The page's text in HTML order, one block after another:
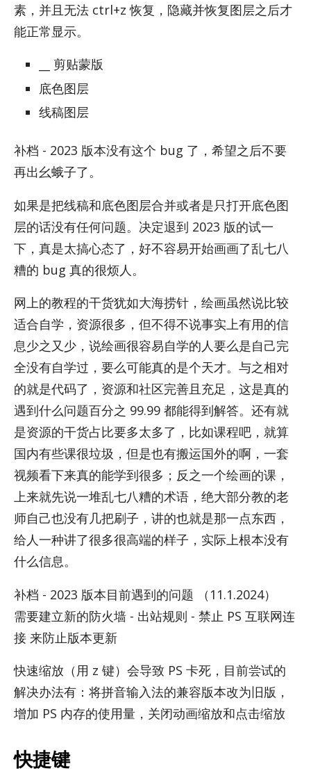
素，并且无法 ctrl+z 恢复，隐藏并恢复图层之后才
能正常显示。
__ 剪贴蒙版
底色图层
线稿图层
补档 - 2023 版本没有这个 bug 了，希望之后不要
再出幺蛾子了。
如果是把线稿和底色图层合并或者是只打开底色图
层的话没有任何问题。决定退到 2023 版的试一
下，真是太搞心态了，好不容易开始画画了乱七八
糟的 bug 真的很烦人。
网上的教程的干货犹如大海捞针，绘画虽然说比较
适合自学，资源很多，但不得不说事实上有用的信
息少之又少，说绘画很容易自学的人要么是自己完
全没有自学过，要么可能真的是个天才。与之相对
的就是代码了，资源和社区完善且充足，这是真的
遇到什么问题百分之 99.99 都能得到解答。还有就
是资源的干货占比要多太多了，比如课程吧，就算
国内有些课很垃圾，但是也有搬运国外的啊，一套
视频看下来真的能学到很多；反之一个绘画的课，
上来就先说一堆乱七八糟的术语，绝大部分教的老
师自己也没有几把刷子，讲的也就是那一点东西，
给人一种讲了很多很高端的样子，实际上根本没有
什么信息。
补档 - 2023 版本目前遇到的问题 （11.1.2024）
需要建立新的防火墙 - 出站规则 - 禁止 PS 互联网连
接 来防止版本更新
快速缩放（用 z 键）会导致 PS 卡死，目前尝试的
解决办法有：将拼音输入法的兼容版本改为旧版，
增加 PS 内存的使用量，关闭动画缩放和点击缩放
快捷键